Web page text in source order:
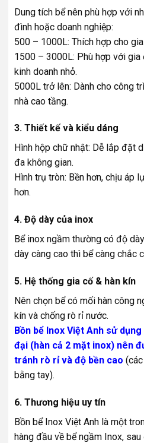
Dung tích bể nên phù hợp với
đình hoặc doanh nghiệp:
500 – 1000L: Thích hợp cho
1500 – 3000L: Phù hợp với
kinh doanh nhỏ.
5000L trở lên: Dành cho công
nhà cao tầng.
3. Thiết kế và kiểu dáng
Hình hộp chữ nhật: Dễ lắp đặt
đa không gian.
Hình trụ tròn: Bền hơn, chịu áp
hơn.
4. Độ dày của inox
Bể inox ngầm thường có độ
dày càng cao thì bể càng chắc
5. Hệ thống gia cố & hàn kín
Nên chọn bể có mối hàn công
kín và chống rò rỉ nước.
Bồn bể Inox Việt Anh sử
đại (hàn cả 2 mặt inox) nên
tránh rò rỉ và độ bền cao
bằng tay).
6. Thương hiệu uy tín
Bồn bể Inox Việt Anh là một
hàng đầu về bể ngầm Inox,